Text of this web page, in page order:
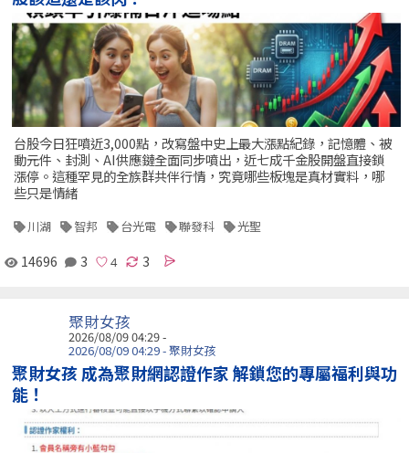
台股今日狂噴近3,000點，改寫盤中史上最大漲點紀錄，記憶體、被
動元件、封測、AI供應鏈全面同步噴出，近七成千金股開盤直接鎖
漲停。這種罕見的全族群共伴行情，究竟哪些板塊是真材實料，哪
些只是情緒
川湖 智邦 台光電 聯發科 光聖
14696 3 3
聚財女孩
2026/08/09 04:29 -
2026/08/09 04:29 - 聚財女孩
聚財女孩 成為聚財網認證作家 解鎖您的專屬福利與功
能！